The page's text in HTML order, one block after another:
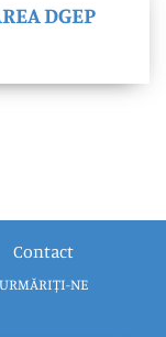
DGEP
Contact
URMĂRIȚI-NE